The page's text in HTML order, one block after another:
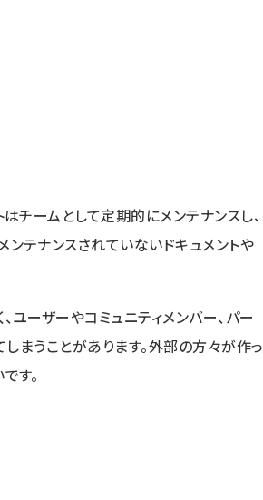
チームとして定期的にメンテナンスし、
テナンスされていないドキュメントや
ユーザーやコミュニティメンバー、パー
まうことがあります。外部の方々が作っ
す。